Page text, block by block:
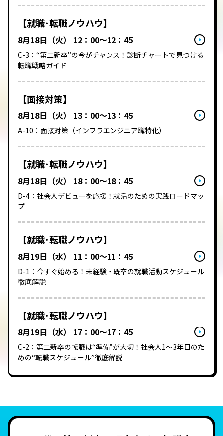
【就職･転職ノウハウ】
8月18日（火） 12：00～12：45
C-3：“第二新卒”の今がチャンス！診断チャートで見つける
転職戦略ガイド
【面接対策】
8月18日（火） 13：00～13：45
A-10：面接対策（インフラエンジニア職特化）
【就職･転職ノウハウ】
8月18日（火） 18：00～18：45
D-4：社会人デビューを応援！​就活のための​実践ロードマッ
プ
【就職･転職ノウハウ】
8月19日（水） 11：00～11：45
D-1：今すぐ始める！未経験・既卒の就職活動スケジュール
徹底解説
【就職･転職ノウハウ】
8月19日（水） 17：00～17：45
C-2：第二新卒の転職は“準備”が大切！社会人1～3年目のた
めの“転職スケジュール”徹底解説